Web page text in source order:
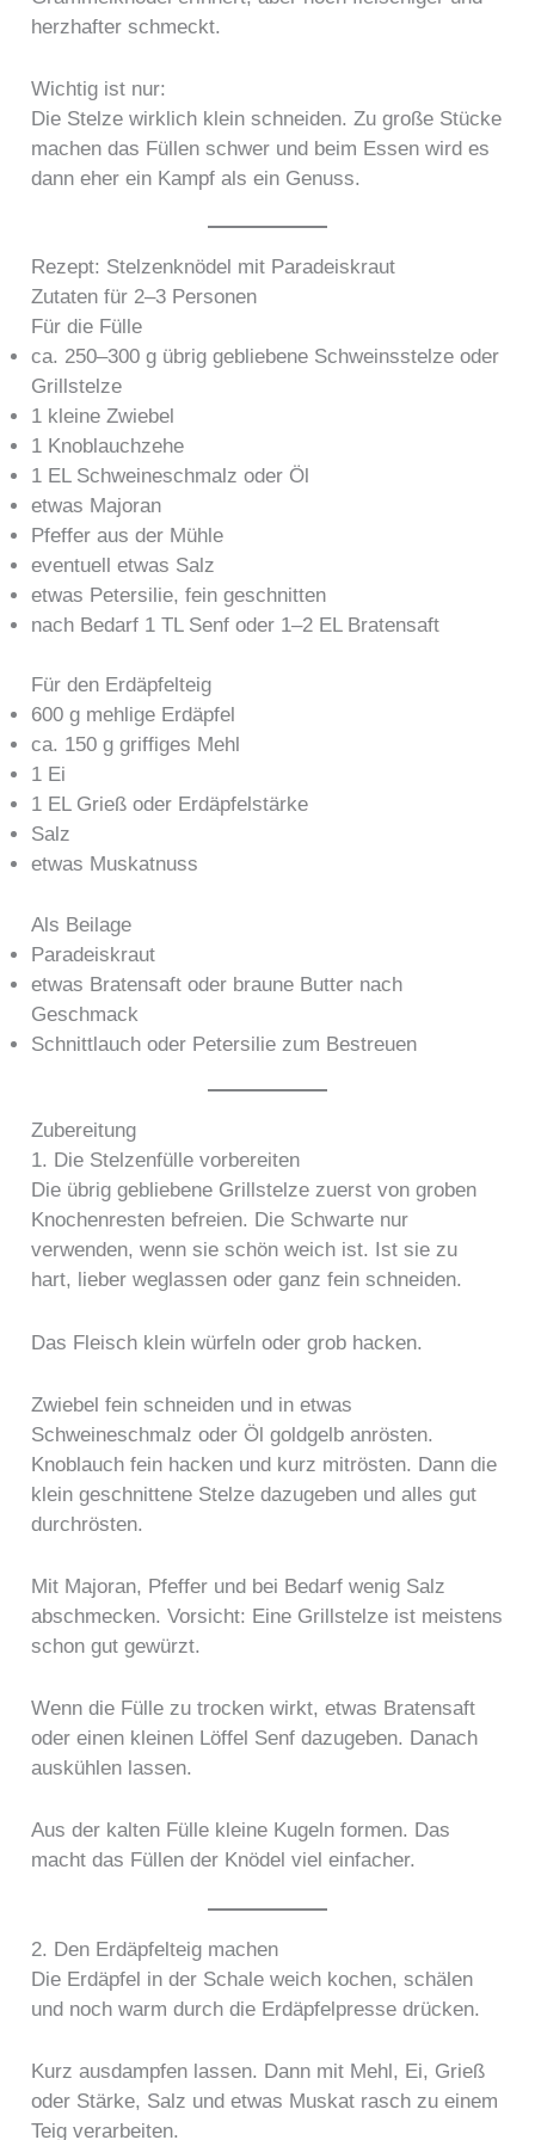
herzhafter schmeckt.
Wichtig ist nur:
Die Stelze wirklich klein schneiden. Zu große Stücke
machen das Füllen schwer und beim Essen wird es
dann eher ein Kampf als ein Genuss.
Rezept: Stelzenknödel mit Paradeiskraut
Zutaten für 2–3 Personen
Für die Fülle
ca. 250–300 g übrig gebliebene Schweinsstelze oder
Grillstelze
1 kleine Zwiebel
1 Knoblauchzehe
1 EL Schweineschmalz oder Öl
etwas Majoran
Pfeffer aus der Mühle
eventuell etwas Salz
etwas Petersilie, fein geschnitten
nach Bedarf 1 TL Senf oder 1–2 EL Bratensaft
Für den Erdäpfelteig
600 g mehlige Erdäpfel
ca. 150 g griffiges Mehl
1 Ei
1 EL Grieß oder Erdäpfelstärke
Salz
etwas Muskatnuss
Als Beilage
Paradeiskraut
etwas Bratensaft oder braune Butter nach
Geschmack
Schnittlauch oder Petersilie zum Bestreuen
Zubereitung
1. Die Stelzenfülle vorbereiten
Die übrig gebliebene Grillstelze zuerst von groben
Knochenresten befreien. Die Schwarte nur
verwenden, wenn sie schön weich ist. Ist sie zu
hart, lieber weglassen oder ganz fein schneiden.
Das Fleisch klein würfeln oder grob hacken.
Zwiebel fein schneiden und in etwas
Schweineschmalz oder Öl goldgelb anrösten.
Knoblauch fein hacken und kurz mitrösten. Dann die
klein geschnittene Stelze dazugeben und alles gut
durchrösten.
Mit Majoran, Pfeffer und bei Bedarf wenig Salz
abschmecken. Vorsicht: Eine Grillstelze ist meistens
schon gut gewürzt.
Wenn die Fülle zu trocken wirkt, etwas Bratensaft
oder einen kleinen Löffel Senf dazugeben. Danach
auskühlen lassen.
Aus der kalten Fülle kleine Kugeln formen. Das
macht das Füllen der Knödel viel einfacher.
2. Den Erdäpfelteig machen
Die Erdäpfel in der Schale weich kochen, schälen
und noch warm durch die Erdäpfelpresse drücken.
Kurz ausdampfen lassen. Dann mit Mehl, Ei, Grieß
oder Stärke, Salz und etwas Muskat rasch zu einem
Teig verarbeiten.